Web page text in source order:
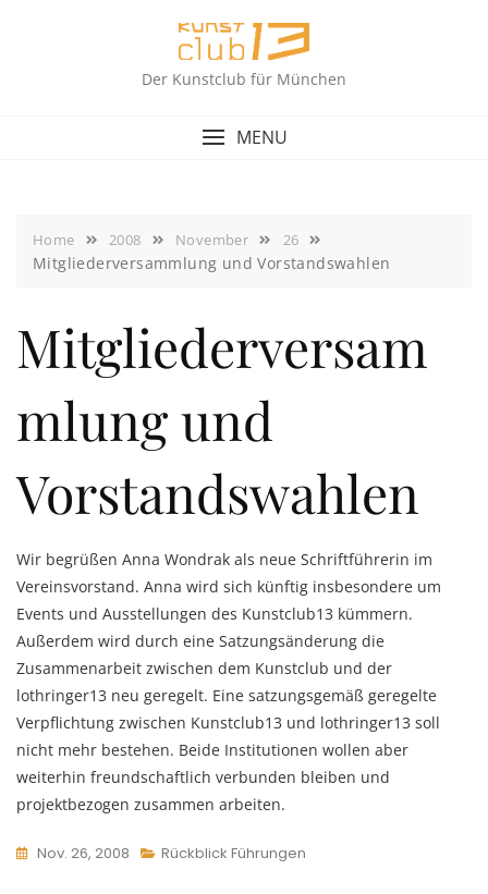
Der Kunstclub für München
MENU
Home 2008 November 26
Mitgliederversammlung und Vorstandswahlen
Mitgliederversam
mlung und
Vorstandswahlen
Wir begrüßen Anna Wondrak als neue Schriftführerin im
Vereinsvorstand. Anna wird sich künftig insbesondere um
Events und Ausstellungen des Kunstclub13 kümmern.
Außerdem wird durch eine Satzungsänderung die
Zusammenarbeit zwischen dem Kunstclub und der
lothringer13 neu geregelt. Eine satzungsgemäß geregelte
Verpflichtung zwischen Kunstclub13 und lothringer13 soll
nicht mehr bestehen. Beide Institutionen wollen aber
weiterhin freundschaftlich verbunden bleiben und
projektbezogen zusammen arbeiten.
Nov. 26, 2008 Rückblick Führungen